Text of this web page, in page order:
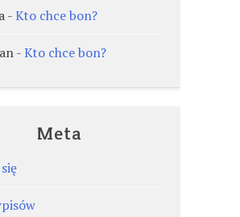
-Kto chce bon?
-Kto chce bon?
Meta